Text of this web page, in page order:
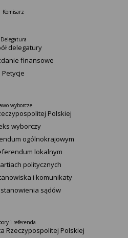
Komisarz
Delegatura
delegatury
finansowe
Petycje
wyborcze
Polskiej​
wyborczy
ogólnokrajowym
lokalnym
politycznych
i komunikaty
sądów
i referenda
Rzeczypospolitej Polskiej